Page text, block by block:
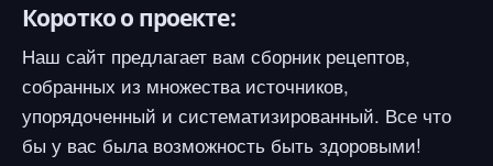
Коротко о проекте:
Наш сайт предлагает вам сборник рецептов,
собранных из множества источников,
упорядоченный и систематизированный. Все что
бы у вас была возможность быть здоровыми!